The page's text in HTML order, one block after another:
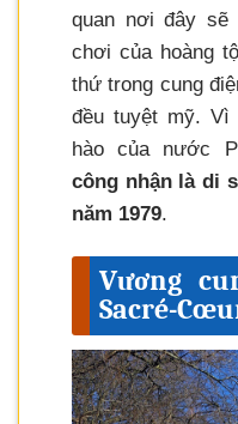
quan nơi đây
chơi của hoàng
thứ trong cung
đều tuyệt mỹ.
hào của nước
công nhận là di
năm 1979.
Vương
Sacré-